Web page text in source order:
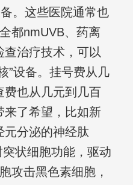
。这些医院通常也
都nmUVB、药离
治疗技术，可以
”设备。挂号费从几
费也从几元到几百
来了希望，比如新
元分泌的神经肽
状细胞功能，驱动
攻击黑色素细胞，